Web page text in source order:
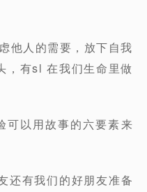
他人的需要，放下自我
，有sl 在我们生命里做
可以用故事的六要素来
还有我们的好朋友准备